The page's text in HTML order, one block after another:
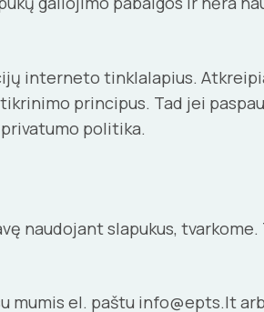
interneto tinklalapius.
principus. Tad jei
politika.
naudojant slapukus,
mumis el. paštu info@epts.lt